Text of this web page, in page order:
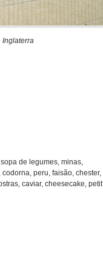
Inglaterra
de legumes, minas,
peru, faisão, chester,
caviar, cheesecake, petit